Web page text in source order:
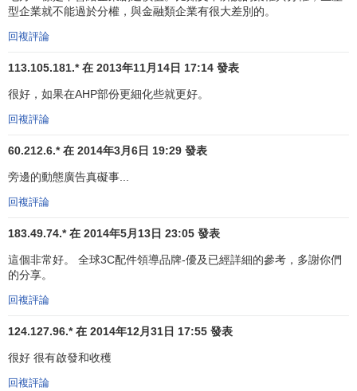
離、授權給下屬等的趨勢是一致的。但是，為了避免因控制
跨度加寬而使員工績效降低，各公司都大大加強了
工作之後，或者有問題能夠從同事那兒得到幫助時，他們就
可以駕馭寬跨度的控制問題。
集權與
在有些組織中， 高層管理者制定所有的決策，低層管理人員
只管執行高層管理者的指示。另一種極端情況是，組織把決
策權下放到最
程度。這個概念只包括正式權威，也就是說，某個位置固有
權化程度較高。相反，基層人員參與程度越高，或他們能夠
自主地作出決策，組織的
型企業就不能過於分權，與金融類企業有很大差別的。
回複評論
113.105.181.* 在 2013年11月14日 17:14 發表
很好，如果在AHP部份更細化些就更好。
回複評論
60.212.6.* 在 2014年3月6日 19:29 發表
旁邊的動態廣告真礙事...
回複評論
183.49.74.* 在 2014年5月13日 23:05 發表
這個非常好。 全球3C配件領導品牌-優及已經詳細的參考，多謝你們
的分享。
回複評論
124.127.96.* 在 2014年12月31日 17:55 發表
很好 很有啟發和收穫
回複評論